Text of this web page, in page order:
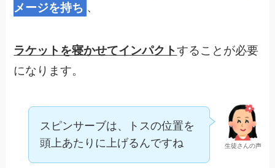
メージを持ち 、
ラケットを寝かせてインパクトすることが必要
になります。
生徒さんの声
スピンサーブは、トスの位置を
頭上あたりに上げるんですね